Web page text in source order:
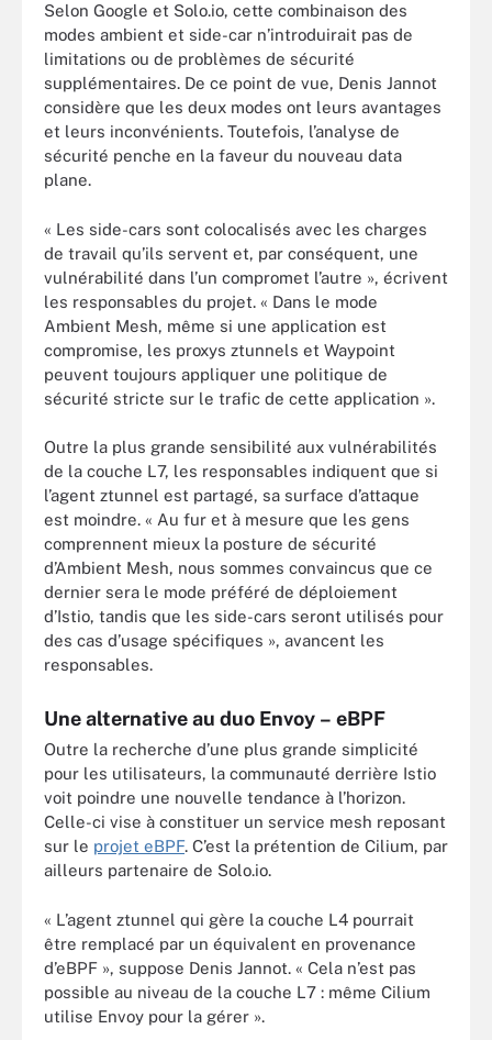
Selon Google et Solo.io, cette combinaison des
modes ambient et side-car n’introduirait pas de
limitations ou de problèmes de sécurité
supplémentaires. De ce point de vue, Denis Jannot
considère que les deux modes ont leurs avantages
et leurs inconvénients. Toutefois, l’analyse de
sécurité penche en la faveur du nouveau data
plane.
« Les side-cars sont colocalisés avec les charges
de travail qu’ils servent et, par conséquent, une
vulnérabilité dans l’un compromet l’autre », écrivent
les responsables du projet. « Dans le mode
Ambient Mesh, même si une application est
compromise, les proxys ztunnels et Waypoint
peuvent toujours appliquer une politique de
sécurité stricte sur le trafic de cette application ».
Outre la plus grande sensibilité aux vulnérabilités
de la couche L7, les responsables indiquent que si
l’agent ztunnel est partagé, sa surface d’attaque
est moindre. « Au fur et à mesure que les gens
comprennent mieux la posture de sécurité
d’Ambient Mesh, nous sommes convaincus que ce
dernier sera le mode préféré de déploiement
d’Istio, tandis que les side-cars seront utilisés pour
des cas d’usage spécifiques », avancent les
responsables.
Une alternative au duo Envoy – eBPF
Outre la recherche d’une plus grande simplicité
pour les utilisateurs, la communauté derrière Istio
voit poindre une nouvelle tendance à l’horizon.
Celle-ci vise à constituer un service mesh reposant
sur le projet eBPF. C’est la prétention de Cilium, par
ailleurs partenaire de Solo.io.
« L’agent ztunnel qui gère la couche L4 pourrait
être remplacé par un équivalent en provenance
d’eBPF », suppose Denis Jannot. « Cela n’est pas
possible au niveau de la couche L7 : même Cilium
utilise Envoy pour la gérer ».